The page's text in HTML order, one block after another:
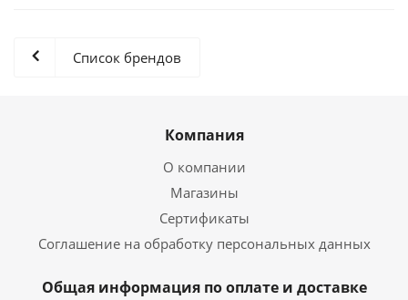
Список брендов
Компания
О компании
Магазины
Сертификаты
Соглашение на обработку персональных данных
Общая информация по оплате и доставке